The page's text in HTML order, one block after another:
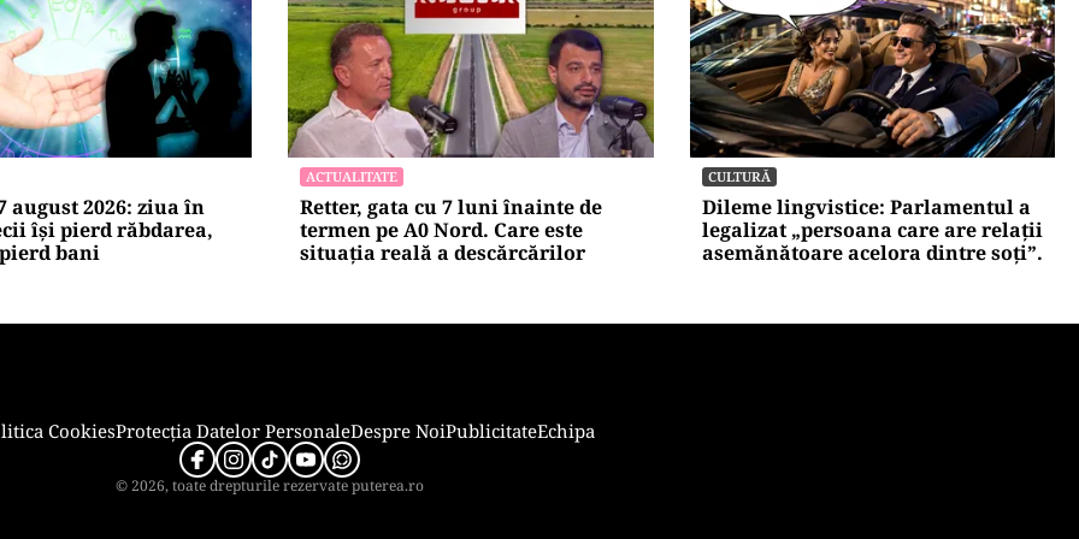
îl acuză pe Ilie
dezinformare în
Bala II: „A
SĂNĂTATE
Mesajul Agenției Naționale a
Medicamentului: De ce au fost
blocate temporar la vânzare
NECONVENTIONAL
FrikiPedia: răzbunarea
electrocasnicelor. Românii îl atacă
pe Bolojan cu fierul de călcat